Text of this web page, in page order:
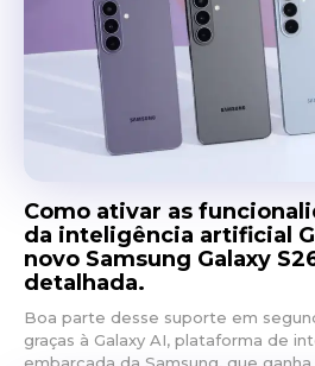
Como ativar as
da inteligência artificial
novo Samsung Galaxy
detalhada.
Boa parte desse suporte em
graças à Galaxy AI, plataforma de